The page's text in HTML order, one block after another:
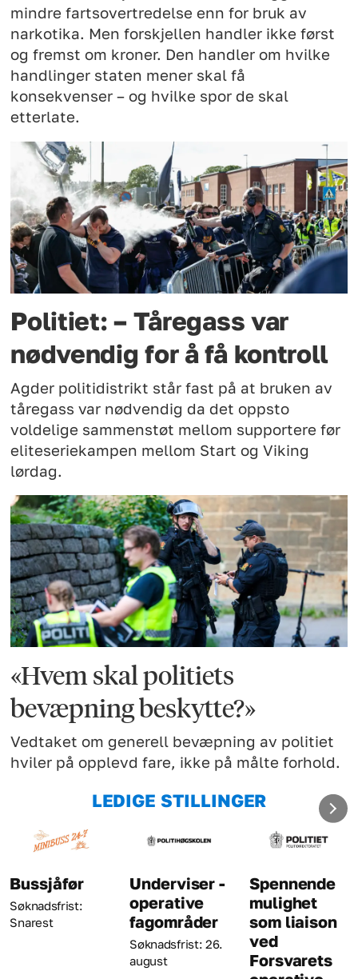
mindre fartsovertredelse enn for bruk av
narkotika. Men forskjellen handler ikke først
og fremst om kroner. Den handler om hvilke
handlinger staten mener skal få
konsekvenser – og hvilke spor de skal
etterlate.
Politiet: – Tåregass var
nødvendig for å få kontroll
Agder politidistrikt står fast på at bruken av
tåregass var nødvendig da det oppsto
voldelige sammenstøt mellom supportere før
eliteseriekampen mellom Start og Viking
lørdag.
«Hvem skal politiets
bevæpning beskytte?»
Vedtaket om generell bevæpning av politiet
hviler på opplevd fare, ikke på målte forhold.
LEDIGE STILLINGER
Underviser -
operative
fagområder
Spennende
mulighet
som liaison
ved
Forsvarets
Søknadsfrist:
august